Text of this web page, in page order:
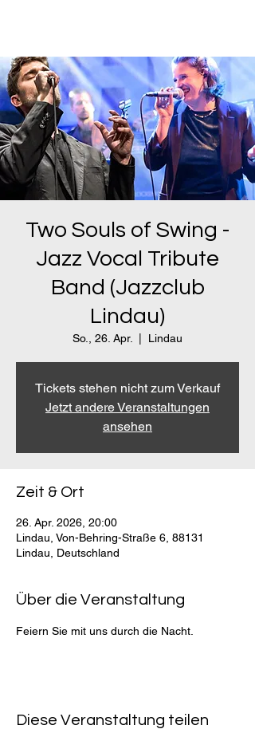
Two Souls of Swing -
Jazz Vocal Tribute
Band (Jazzclub
Lindau)
So., 26. Apr. Lindau
Tickets stehen nicht zum Verkauf
Jetzt andere Veranstaltungen
ansehen
Zeit & Ort
26. Apr. 2026, 20:00
Lindau, Von-Behring-Straße 6, 88131
Lindau, Deutschland
Über die Veranstaltung
Feiern Sie mit uns durch die Nacht.
Diese Veranstaltung teilen